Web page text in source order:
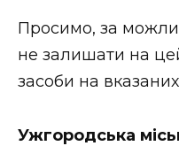
ВІДЕО
Просимо, за
не залишати на
засоби на
Ужгородська